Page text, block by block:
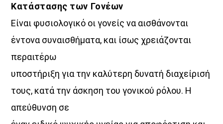
Κατάστασης των Γονέων
Είναι φυσιολογικό οι γονείς να αισθάνονται
έντονα συναισθήματα, και ίσως χρειάζονται
περαιτέρω
υποστήριξη για την καλύτερη δυνατή διαχείρισή
τους, κατά την άσκηση του γονικού ρόλου. Η
απεύθυνση σε